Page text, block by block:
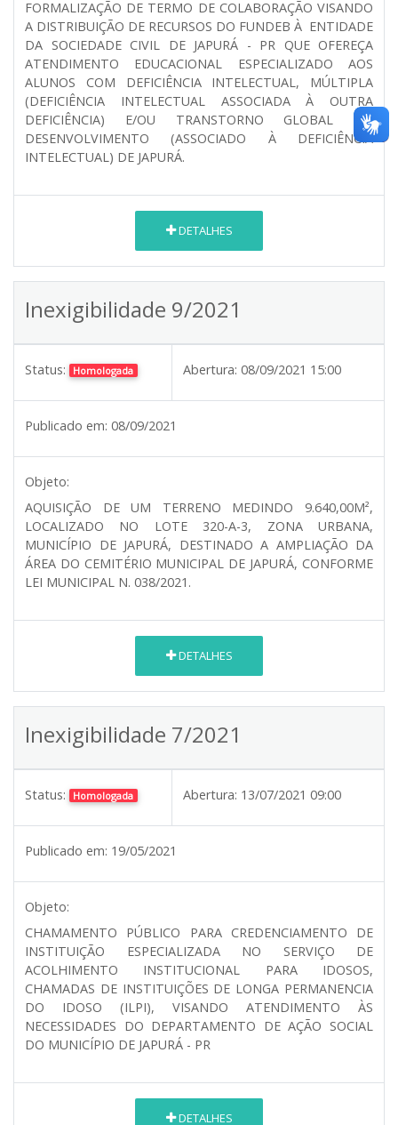
FORMALIZAÇÃO DE TERMO DE COLABORAÇÃO VISANDO
A DISTRIBUIÇÃO DE RECURSOS DO FUNDEB À ENTIDADE
DA SOCIEDADE CIVIL DE JAPURÁ - PR QUE OFEREÇA
ATENDIMENTO EDUCACIONAL ESPECIALIZADO AOS
ALUNOS COM DEFICIÊNCIA INTELECTUAL, MÚLTIPLA
(DEFICIÊNCIA INTELECTUAL ASSOCIADA À OUTRA
DEFICIÊNCIA) E/OU TRANSTORNO GLOBAL DO
DESENVOLVIMENTO (ASSOCIADO À DEFICIÊNCIA
INTELECTUAL) DE JAPURÁ.
DETALHES
Inexigibilidade 9/2021
Status: Homologada Abertura: 08/09/2021 15:00
Publicado em: 08/09/2021
Objeto:
AQUISIÇÃO DE UM TERRENO MEDINDO 9.640,00M²,
LOCALIZADO NO LOTE 320-A-3, ZONA URBANA,
MUNICÍPIO DE JAPURÁ, DESTINADO A AMPLIAÇÃO DA
ÁREA DO CEMITÉRIO MUNICIPAL DE JAPURÁ, CONFORME
LEI MUNICIPAL N. 038/2021.
DETALHES
Inexigibilidade 7/2021
Status: Homologada Abertura: 13/07/2021 09:00
Publicado em: 19/05/2021
Objeto:
CHAMAMENTO PÚBLICO PARA CREDENCIAMENTO DE
INSTITUIÇÃO ESPECIALIZADA NO SERVIÇO DE
ACOLHIMENTO INSTITUCIONAL PARA IDOSOS,
CHAMADAS DE INSTITUIÇÕES DE LONGA PERMANENCIA
DO IDOSO (ILPI), VISANDO ATENDIMENTO ÀS
NECESSIDADES DO DEPARTAMENTO DE AÇÃO SOCIAL
DO MUNICÍPIO DE JAPURÁ - PR
DETALHES